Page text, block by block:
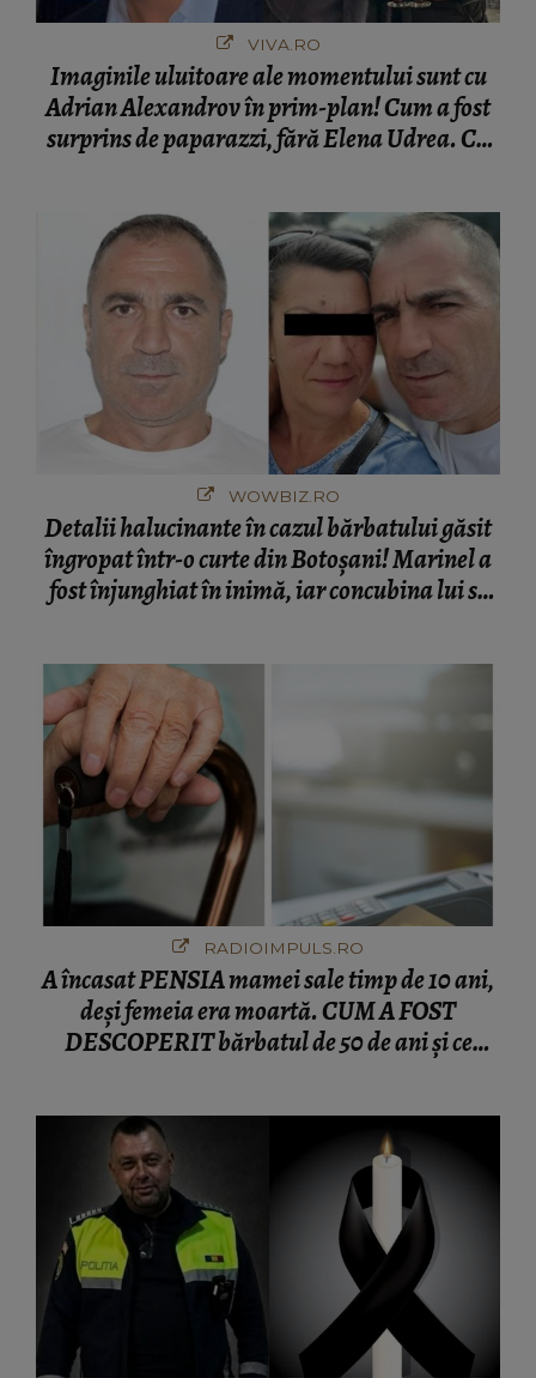
VIVA.RO
Imaginile uluitoare ale momentului sunt cu
Adrian Alexandrov în prim-plan! Cum a fost
surprins de paparazzi, fără Elena Udrea. Cu
WOWBIZ.RO
Detalii halucinante în cazul bărbatului găsit
îngropat într-o curte din Botoșani! Marinel a
fost înjunghiat în inimă, iar concubina lui se
RADIOIMPULS.RO
A încasat PENSIA mamei sale timp de 10 ani,
deși femeia era moartă. CUM A FOST
DESCOPERIT bărbatul de 50 de ani și ce